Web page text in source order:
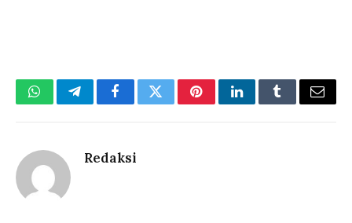
WhatsAppTelegramFacebookTwitterPinterestLinkedInTumblrEmail
Redaksi